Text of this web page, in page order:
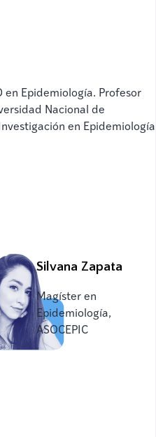
en Epidemiología. Profesor
Nacional de
en Epidemiología
Silvana Zapata
Magíster en
Epidemiología,
ASOCEPIC